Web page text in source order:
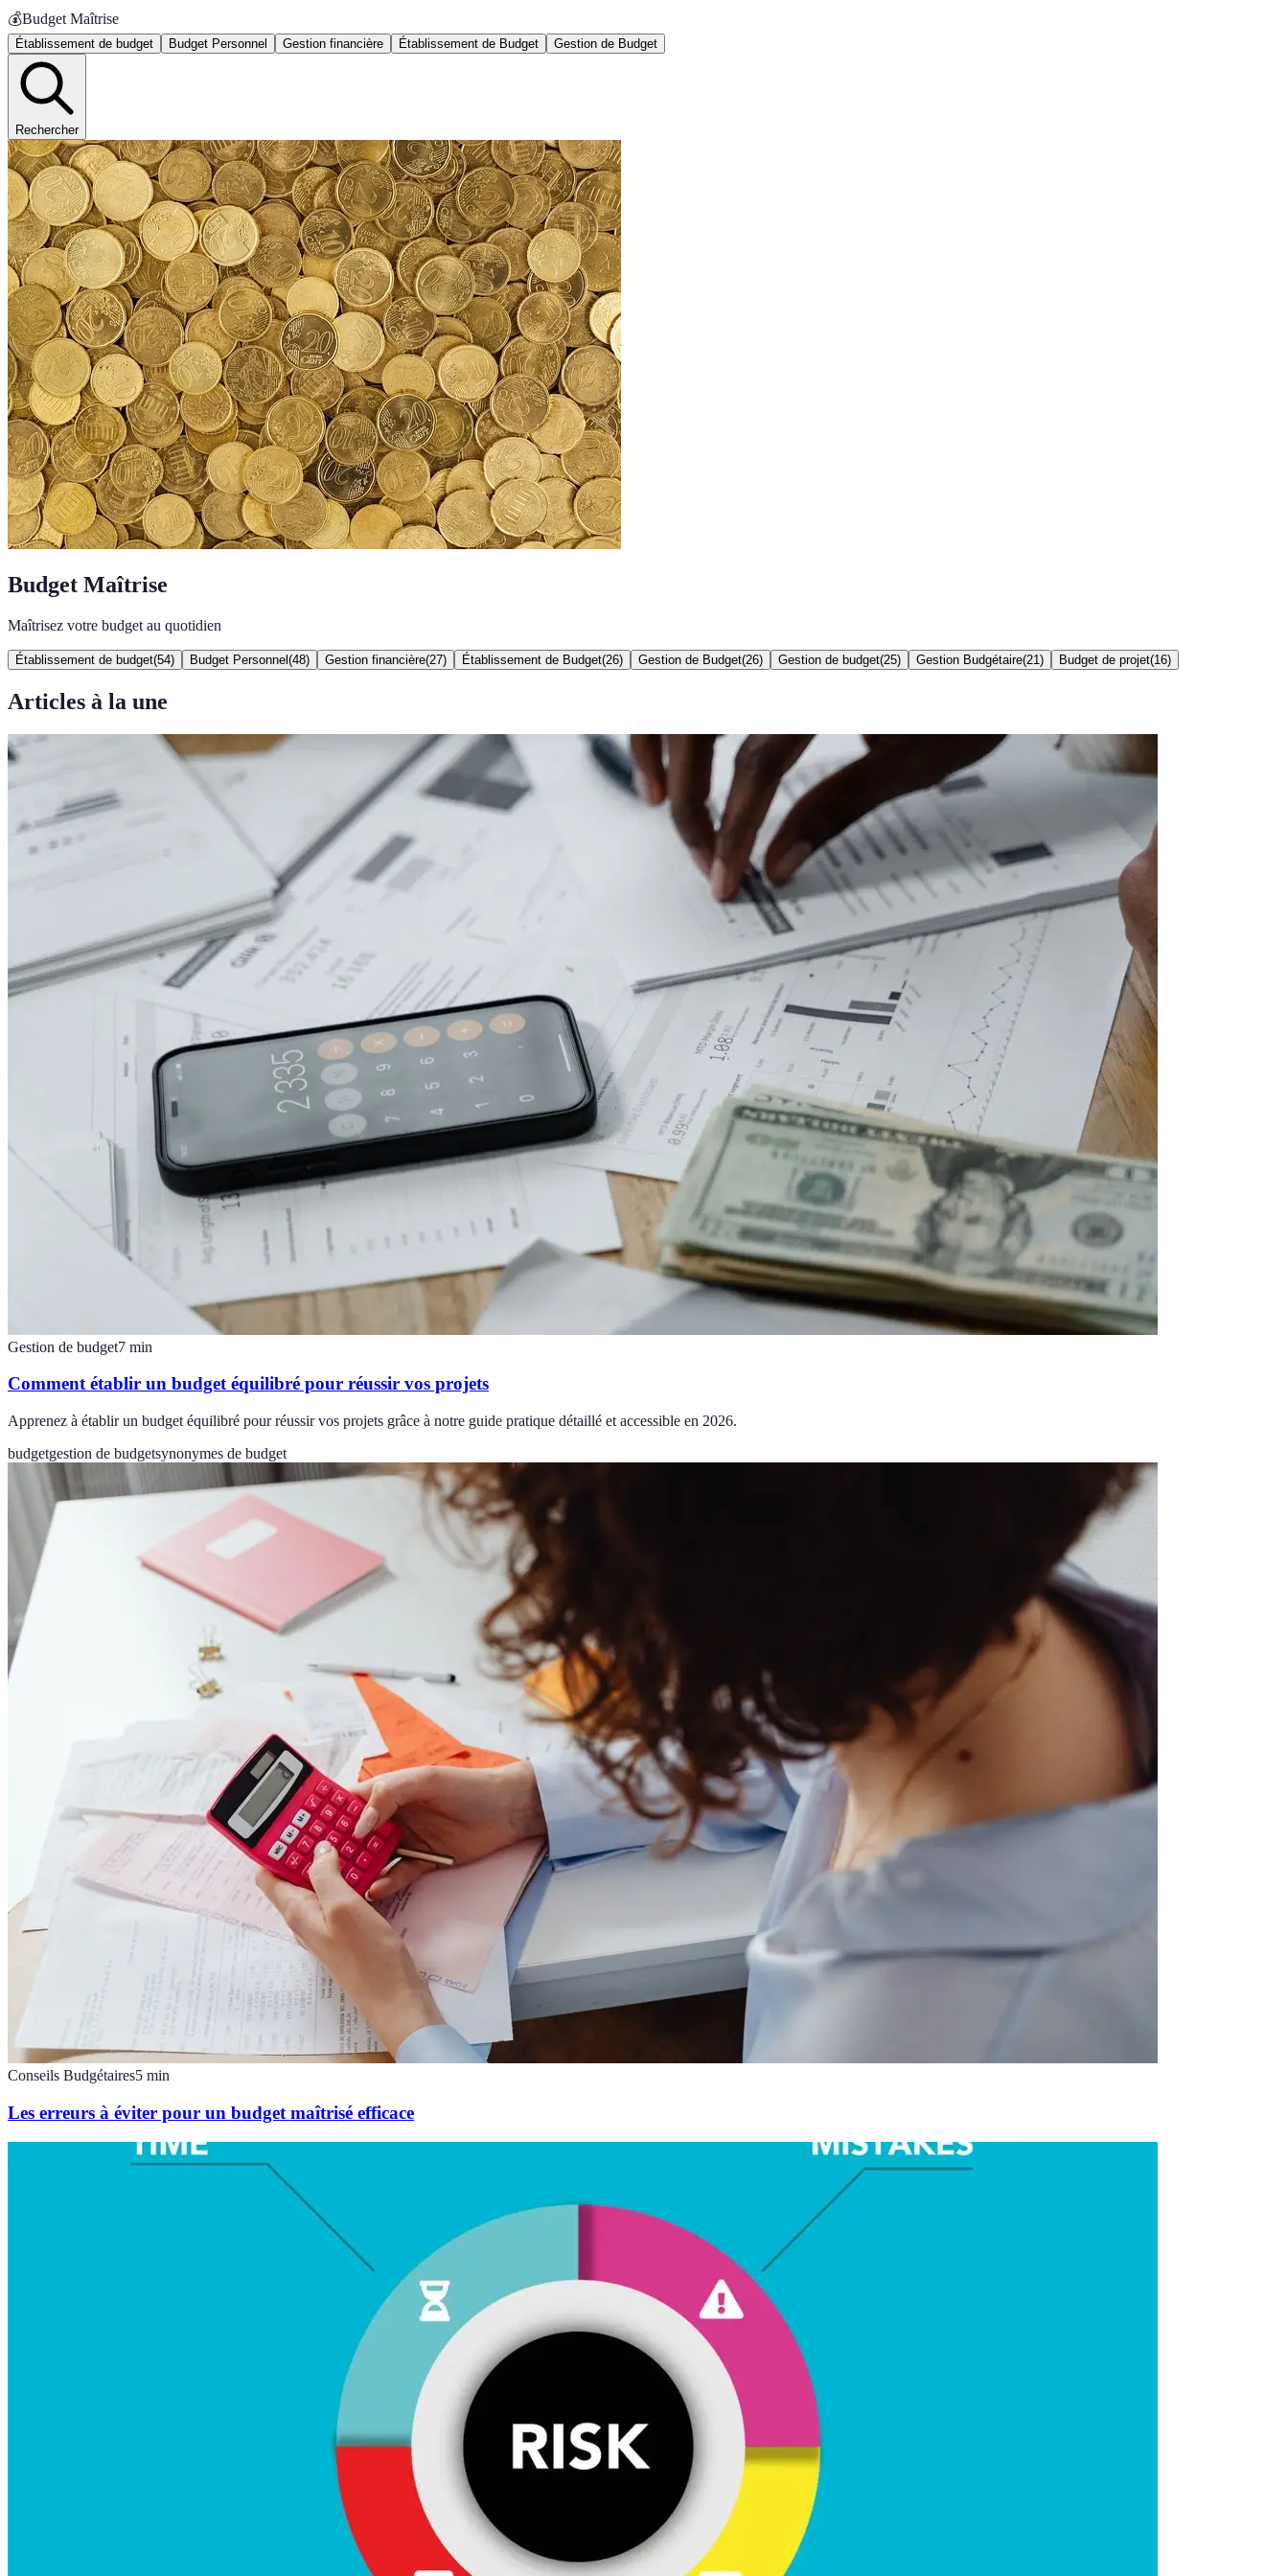
💰Budget Maîtrise
Établissement de budget Budget Personnel Gestion financière Établissement de Budget Gestion de Budget
Rechercher
Budget Maîtrise
Maîtrisez votre budget au quotidien
Établissement de budget(54) Budget Personnel (48) Gestion financière(27) Établissement de Budget(26) Gestion de Budget(26) Gestion de budget(25) Gestion Budgétaire(21 ) Budget de projet(16)
Articles à la une
Gestion de budget7 min
Comment établir un budget équilibré pour réussir vos projets
Apprenez à établir un budget équilibré pour réussir vos projets grâce à notre guide pratique détaillé et accessible en 2026.
budgetgestion de budgetsynonymes de budget
Conseils Budgétaires5 min
Les erreurs à éviter pour un budget maîtrisé efficace